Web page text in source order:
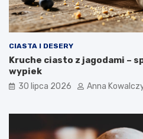
CIASTA I DESERY
Kruche ciasto z jagodami –
wypiek
30 lipca 2026 Anna